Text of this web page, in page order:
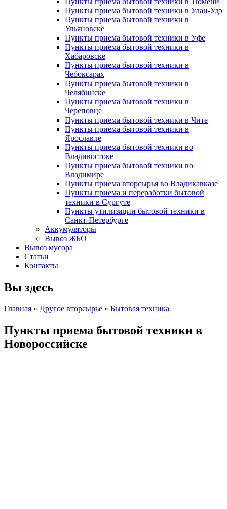
Пункты приема бытовой техники в Улан-Удэ
Пункты приема бытовой техники в
Ульяновске
Пункты приема бытовой техники в Уфе
Пункты приема бытовой техники в
Хабаровске
Пункты приема бытовой техники в
Чебоксарах
Пункты приема бытовой техники в
Челябинске
Пункты приема бытовой техники в
Череповце
Пункты приема бытовой техники в Чите
Пункты приема бытовой техники в
Ярославле
Пункты приема бытовой техники во
Владивостоке
Пункты приема бытовой техники во
Владимире
Пункты приема вторсырья во Владикавказе
Пункты приема и переработки бытовой
техники в Сургуте
Пункты утилизации бытовой техники в
Санкт-Петербурге
Аккумуляторы
Вывоз ЖБО
Вывоз мусора
Статьи
Контакты
Вы здесь
Главная » Другое вторсырье » Бытовая техника
Пункты приема бытовой техники в
Новороссийске